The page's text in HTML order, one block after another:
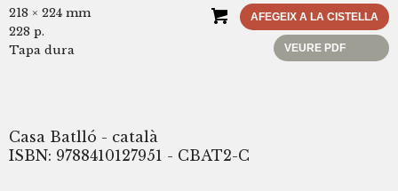
218 × 224 mm
228 p.
Tapa dura
AFEGEIX A LA CISTELLA
VEURE PDF
Casa Batlló - català
ISBN: 9788410127951 - CBAT2-C